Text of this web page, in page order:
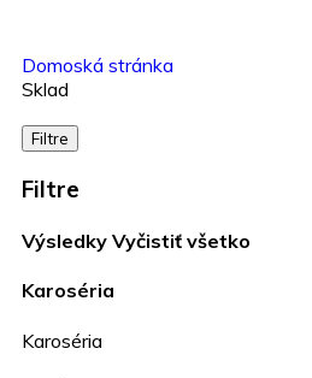
Domoská stránka
Sklad
Filtre
Filtre
Výsledky Vyčistiť všetko
Karoséria
Karoséria